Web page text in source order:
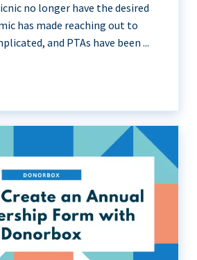
no longer have the desired
has made reaching out to
and PTAs have been ...